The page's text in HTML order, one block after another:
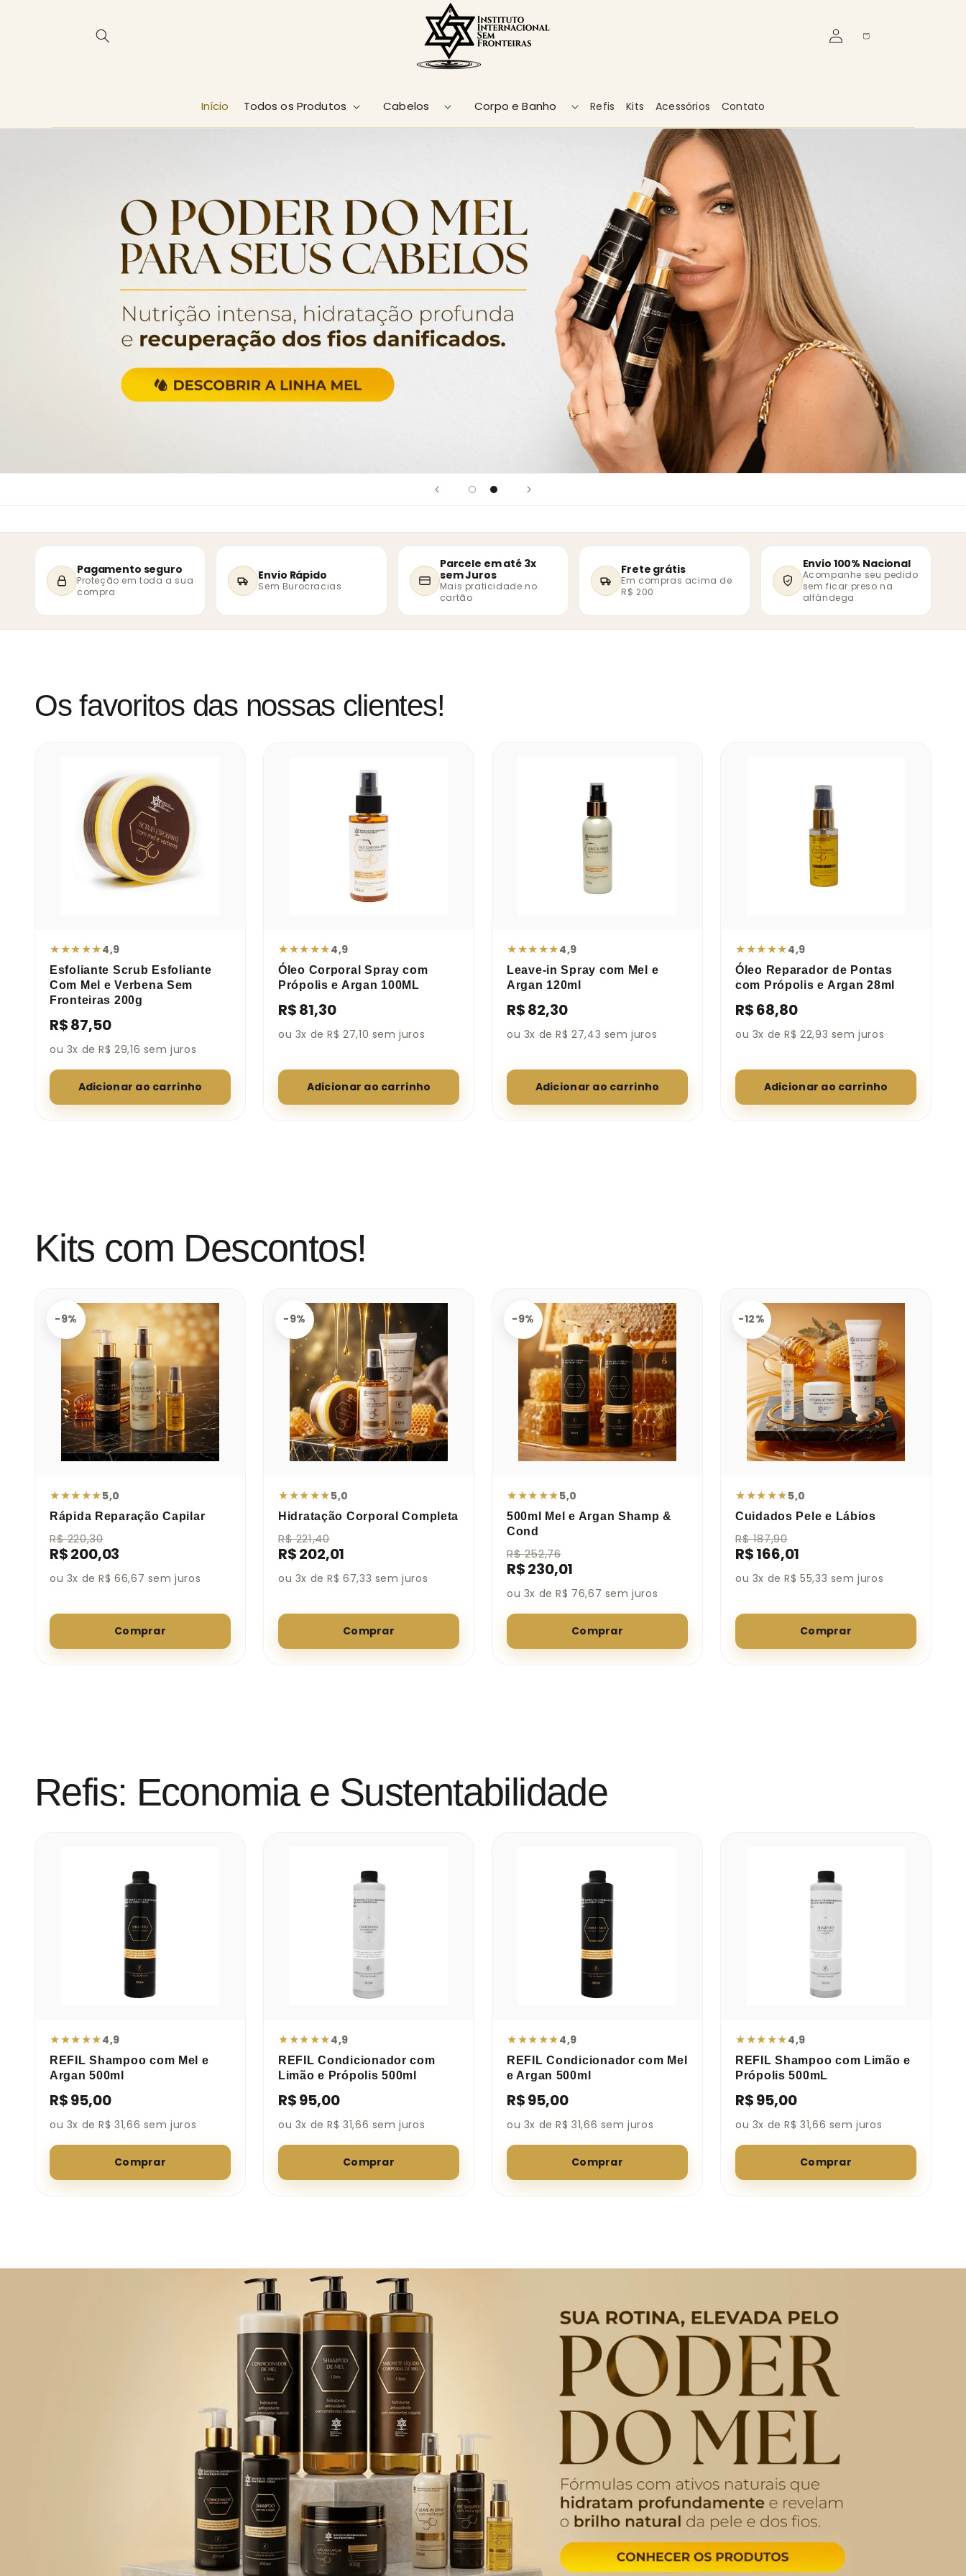
Início Todos os Produtos Cabelos Corpo e Banho Refis Kits Acessórios Contato
Fazer
login
Carrinho
Pagamento seguro
Proteção em toda a sua
compra
Envio Rápido
Sem Burocracias
Parcele em até 3x
sem Juros
Mais praticidade no
cartão
Frete grátis
Em compras acima de
R$ 200
Envio 100% Nacional
Acompanhe seu pedido
sem ficar preso na
alfândega
Os favoritos das nossas clientes!
★★★★★4,9
Esfoliante Scrub Esfoliante
Com Mel e Verbena Sem
Fronteiras 200g
R$ 87,50
ou 3x de R$ 29,16 sem juros
Adicionar ao carrinho
★★★★★4,9
Óleo Corporal Spray com
Própolis e Argan 100ML
R$ 81,30
ou 3x de R$ 27,10 sem juros
Adicionar ao carrinho
★★★★★4,9
Leave-in Spray com Mel e
Argan 120ml
R$ 82,30
ou 3x de R$ 27,43 sem juros
Adicionar ao carrinho
★★★★★4,9
Óleo Reparador de Pontas
com Própolis e Argan 28ml
R$ 68,80
ou 3x de R$ 22,93 sem juros
Adicionar ao carrinho
Kits com Descontos!
-9%
★★★★★5,0
Rápida Reparação Capilar
R$ 220,30
R$ 200,03
ou 3x de R$ 66,67 sem juros
Comprar
-9%
★★★★★5,0
Hidratação Corporal Completa
R$ 221,40
R$ 202,01
ou 3x de R$ 67,33 sem juros
Comprar
-9%
★★★★★5,0
500ml Mel e Argan Shamp &
Cond
R$ 252,76
R$ 230,01
ou 3x de R$ 76,67 sem juros
Comprar
-12%
★★★★★5,0
Cuidados Pele e Lábios
R$ 187,90
R$ 166,01
ou 3x de R$ 55,33 sem juros
Comprar
Refis: Economia e Sustentabilidade
★★★★★4,9
REFIL Shampoo com Mel e
Argan 500ml
R$ 95,00
ou 3x de R$ 31,66 sem juros
Comprar
★★★★★4,9
REFIL Condicionador com
Limão e Própolis 500ml
R$ 95,00
ou 3x de R$ 31,66 sem juros
Comprar
★★★★★4,9
REFIL Condicionador com Mel
e Argan 500ml
R$ 95,00
ou 3x de R$ 31,66 sem juros
Comprar
★★★★★4,9
REFIL Shampoo com Limão e
Própolis 500mL
R$ 95,00
ou 3x de R$ 31,66 sem juros
Comprar